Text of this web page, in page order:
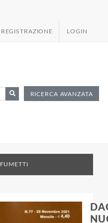
REGISTRAZIONE LOGIN
RICERCA AVANZATA
FUMETTI